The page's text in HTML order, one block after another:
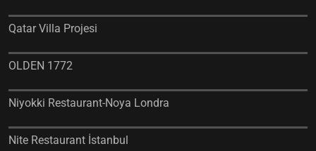
Qatar Villa Projesi
OLDEN 1772
Niyokki Restaurant-Noya Londra
Nite Restaurant İstanbul